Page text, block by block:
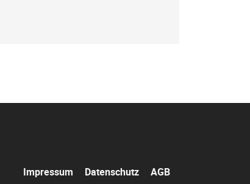
Impressum Datenschutz AGB